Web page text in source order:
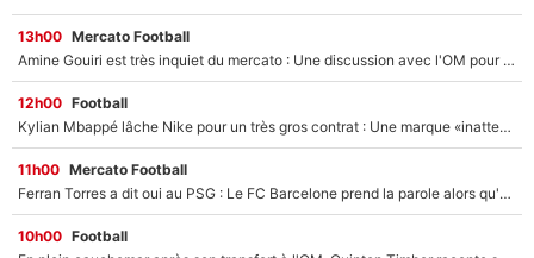
13h00 Mercato Football
Amine Gouiri est très inquiet du mercato : Une discussion avec l'OM pour acter son transfert !
12h00 Football
Kylian Mbappé lâche Nike pour un très gros contrat : Une marque «inattendue» va frapper très fort
11h00 Mercato Football
Ferran Torres a dit oui au PSG : Le FC Barcelone prend la parole alors qu'un transfert de l'attaquant espagnol prend forme
10h00 Football